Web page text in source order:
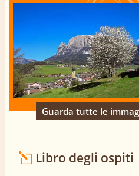
Guarda tutte le
Libro degli ospiti